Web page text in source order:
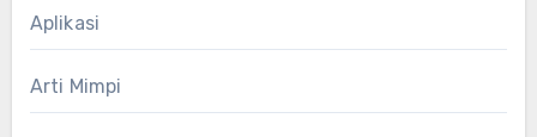
Aplikasi
Arti Mimpi